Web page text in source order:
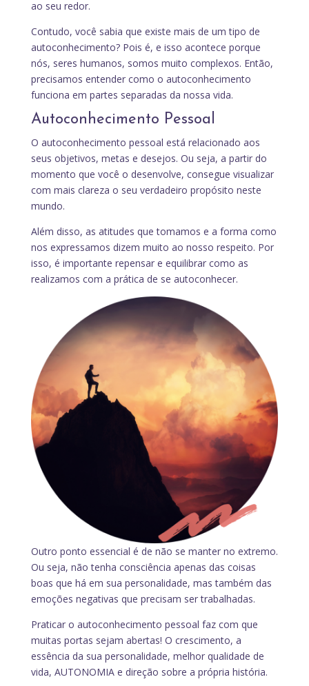
ao seu redor.
Contudo, você sabia que existe mais de um tipo de
autoconhecimento? Pois é, e isso acontece porque
nós, seres humanos, somos muito complexos. Então,
precisamos entender como o autoconhecimento
funciona em partes separadas da nossa vida.
Autoconhecimento Pessoal
O autoconhecimento pessoal está relacionado aos
seus objetivos, metas e desejos. Ou seja, a partir do
momento que você o desenvolve, consegue visualizar
com mais clareza o seu verdadeiro propósito neste
mundo.
Além disso, as atitudes que tomamos e a forma como
nos expressamos dizem muito ao nosso respeito. Por
isso, é importante repensar e equilibrar como as
realizamos com a prática de se autoconhecer.
Outro ponto essencial é de não se manter no extremo.
Ou seja, não tenha consciência apenas das coisas
boas que há em sua personalidade, mas também das
emoções negativas que precisam ser trabalhadas.
Praticar o autoconhecimento pessoal faz com que
muitas portas sejam abertas! O crescimento, a
essência da sua personalidade, melhor qualidade de
vida, AUTONOMIA e direção sobre a própria história.